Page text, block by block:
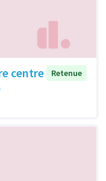
centre
Retenue